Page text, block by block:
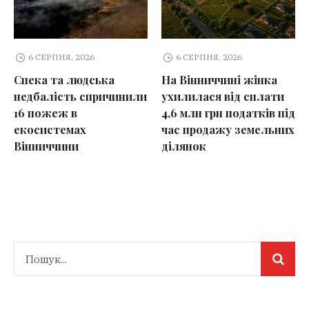
6 СЕРПНЯ, 2026
Спека та людська
недбалість спричинили
16 пожеж в
екосистемах
Вінниччини
6 СЕРПНЯ, 2026
На Вінниччині жінка
ухилилася від сплати
4,6 млн грн податків під
час продажу земельних
ділянок